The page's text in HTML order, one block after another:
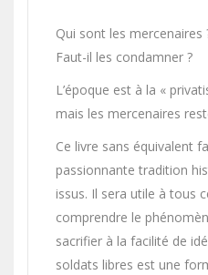
Qui sont les mercenaires
Faut-il les condamner ?
L’époque est à la «
mais les mercenaires
Ce livre sans équivalent
passionnante tradition
issus. Il sera utile à tous
comprendre le
sacrifier à la facilité de
soldats libres est une